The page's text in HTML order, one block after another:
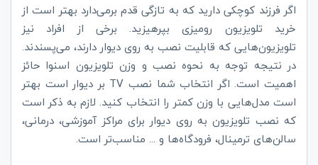
اگر فرزند کوچکی دارید که به تازگی قدم برمی‌دارد بهتر است از
خرید تلویزیون رومیزی بپرهیزید. برخی از افراد نیز
تلویزیون‌هایی که قابلیت نصب به روی دیوار دارند، می‌پسندند.
در نتیجه توجه به نحوه نصب و وزن تلویزیون اسنوا حائز
اهمیت است. اگر انتخاب شما نصب TV بر دیوار است بهتر
است مدل‌هایی با وزن کمتر را انتخاب کنید. لازم به ذکر است
که نصب تلویزیون به روی دیوار برای مراکز آموزشی، درمانی،
سالن‌های ترمینال، فرودگاه‌ها و ... مناسب‌تر است.